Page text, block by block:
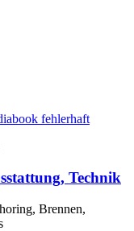
fehlerhaft
Technik
Brennen,